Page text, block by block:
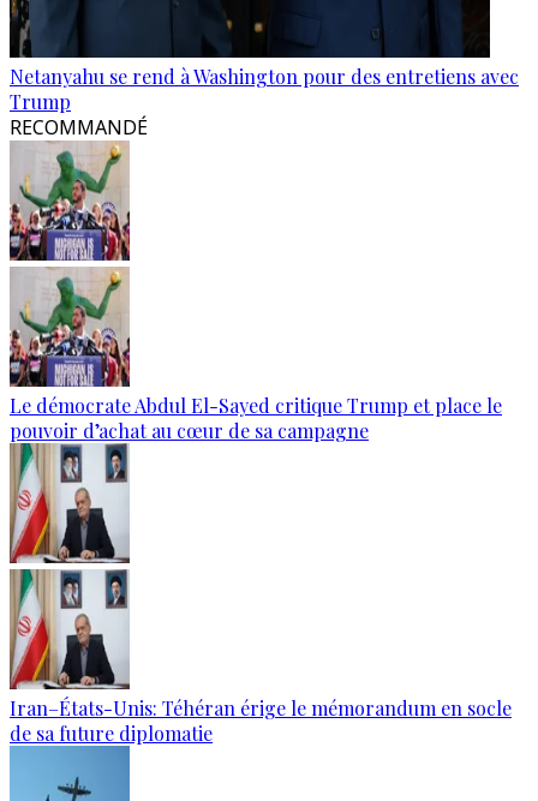
Netanyahu se rend à Washington pour des entretiens avec
Trump
RECOMMANDÉ
Le démocrate Abdul El-Sayed critique Trump et place le
pouvoir d’achat au cœur de sa campagne
Iran–États-Unis: Téhéran érige le mémorandum en socle
de sa future diplomatie